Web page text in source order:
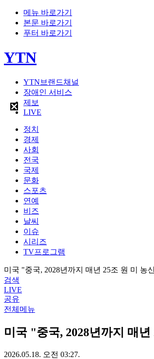
메뉴 바로가기
본문 바로가기
푸터 바로가기
YTN
YTN브랜드채널
장애인 서비스
제보
LIVE
정치
경제
사회
전국
국제
문화
스포츠
연예
비즈
날씨
이슈
시리즈
TV프로그램
미국 "중국, 2028년까지 매년 25조 원 미 농
검색
LIVE
공유
전체메뉴
미국 "중국, 2028년까지 매
2026.05.18. 오전 03:27.